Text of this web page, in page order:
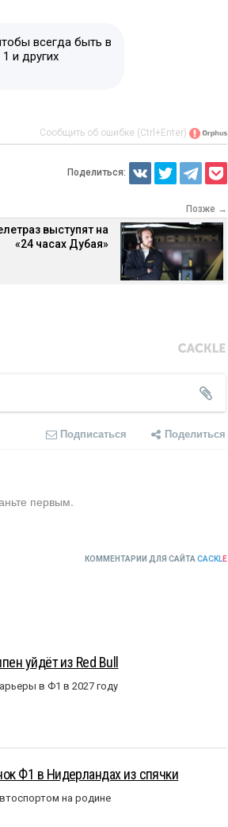
всегда быть в
и других
Сообщить об ошибке (Ctrl+Enter)
Поделиться:
Позже →
выступят на
«24 часах Дубая»
Подписаться Поделиться
первым.
КОММЕНТАРИИ ДЛЯ САЙТА CACKLE
уйдёт из Red Bull
в Ф1 в 2027 году
Ф1 в Нидерландах из спячки
на родине